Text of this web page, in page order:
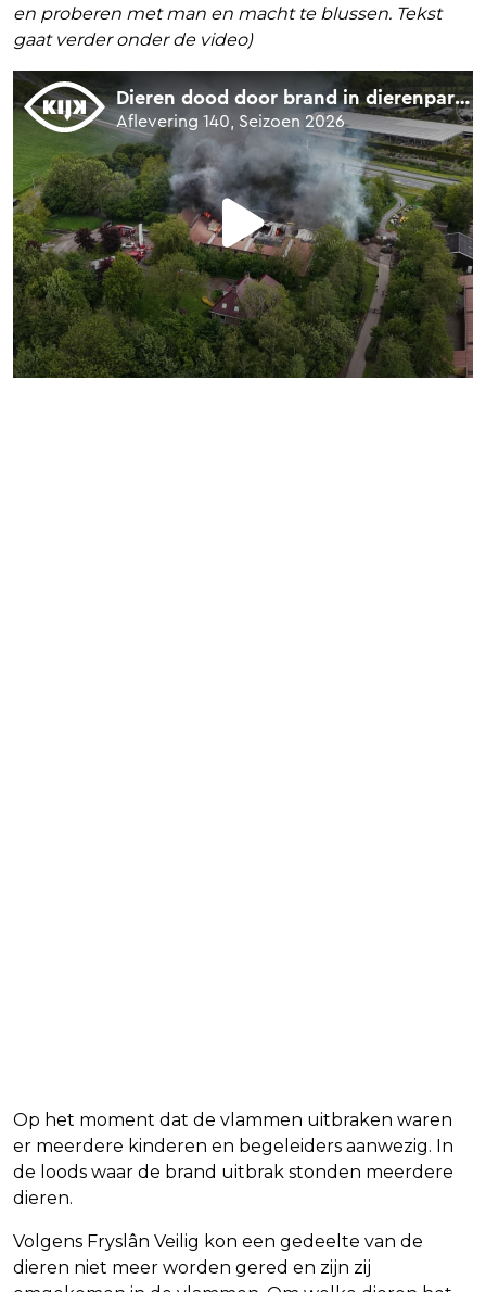
en proberen met man en macht te blussen. Tekst
gaat verder onder de video)
Op het moment dat de vlammen uitbraken waren
er meerdere kinderen en begeleiders aanwezig. In
de loods waar de brand uitbrak stonden meerdere
dieren.
Volgens Fryslân Veilig kon een gedeelte van de
dieren niet meer worden gered en zijn zij